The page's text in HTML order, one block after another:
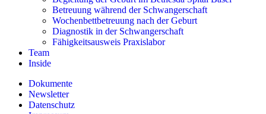
Betreuung während der Schwangerschaft
Wochenbettbetreuung nach der Geburt
Diagnostik in der Schwangerschaft
Fähigkeitsausweis Praxislabor
Team
Inside
Dokumente
Newsletter
Datenschutz